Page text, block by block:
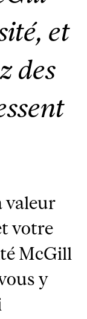
et
des
valeur
votre
McGill
y